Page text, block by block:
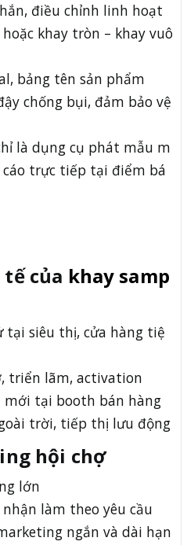
điều chỉnh linh hoạt
khay tròn – khay vuô
bảng tên sản phẩm
chống bụi, đảm bảo vệ
là dụng cụ phát mẫu m
cáo trực tiếp tại điểm bá
của khay samp
tại siêu thị, cửa hàng tiệ
triển lãm, activation
mới tại booth bán hàng
trời, tiếp thị lưu động
hội chợ
lớn
làm theo yêu cầu
ngắn và dài hạn